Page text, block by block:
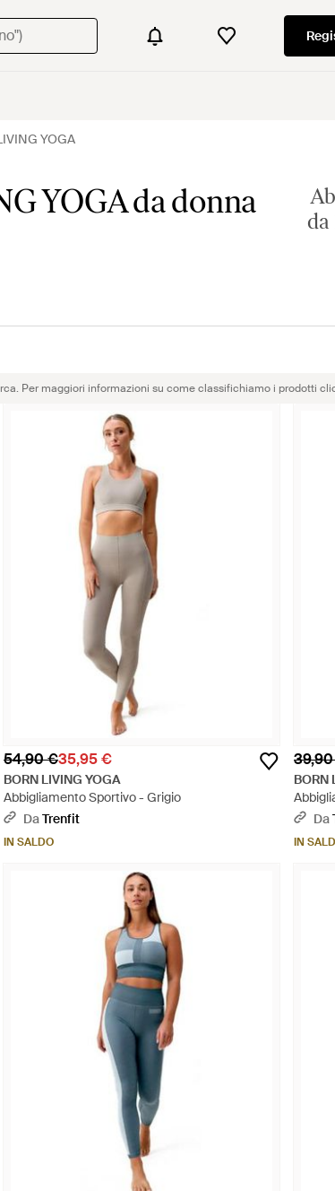
YOGA
YOGA da donna
da
Per maggiori informazioni su come classifichiamo i prodotti
54,90 €35,95 €
BORN LIVING YOGA
Abbigliamento Sportivo - Grigio
DaTrenfit
IN SALDO
BORN
Da
IN